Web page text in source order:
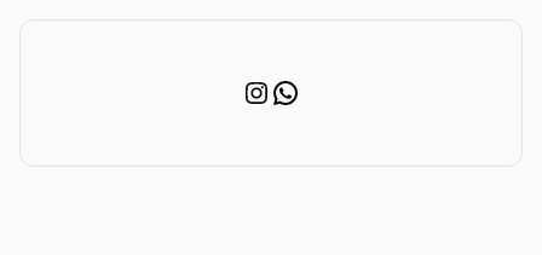
Instagram
WhatsApp